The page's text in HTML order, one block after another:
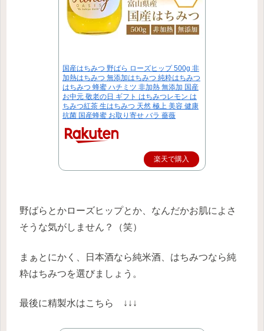
国産はちみつ 野ばら ローズヒップ 500g 非
加熱はちみつ 無添加はちみつ 純粋はちみつ
はちみつ 蜂蜜 ハチミツ 非加熱 無添加 国産
お中元 敬老の日 ギフト はちみつレモン は
ちみつ紅茶 生はちみつ 天然 極上 美容 健康
抗菌 国産蜂蜜 お取り寄せ バラ 薔薇
楽天で購入
野ばらとかローズヒップとか、なんだかお肌によさ
そうな気がしません？（笑）
まぁとにかく、日本酒なら純米酒、はちみつなら純
粋はちみつを選びましょう。
最後に精製水はこちら ↓↓↓